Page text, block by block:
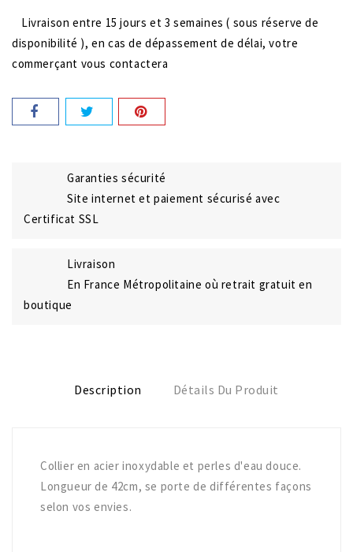
Livraison entre 15 jours et 3 semaines ( sous réserve de
disponibilité ), en cas de dépassement de délai, votre
commerçant vous contactera
Garanties sécurité
Site internet et paiement sécurisé avec
Certificat SSL
Livraison
En France Métropolitaine où retrait gratuit en
boutique
Description Détails Du Produit
Collier en acier inoxydable et perles d'eau douce.
Longueur de 42cm, se porte de différentes façons
selon vos envies.